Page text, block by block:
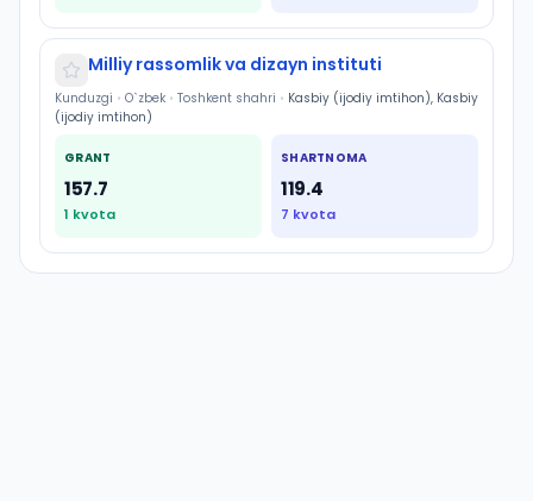
Milliy rassomlik va dizayn instituti
Kunduzgi • O`zbek • Toshkent shahri • Kasbiy (ijodiy imtihon), Kasbiy
(ijodiy imtihon)
GRANT
157.7
1 kvota
SHARTNOMA
119.4
7 kvota